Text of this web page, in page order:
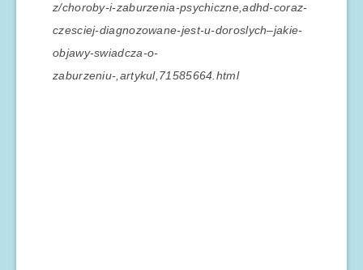
z/choroby-i-zaburzenia-psychiczne,adhd-coraz-
czesciej-diagnozowane-jest-u-doroslych–jakie-
objawy-swiadcza-o-
zaburzeniu-,artykul,71585664.html